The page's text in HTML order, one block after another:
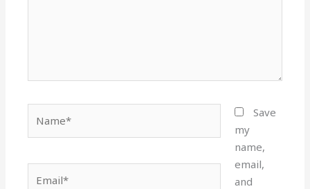
Save
my
name,
email,
and